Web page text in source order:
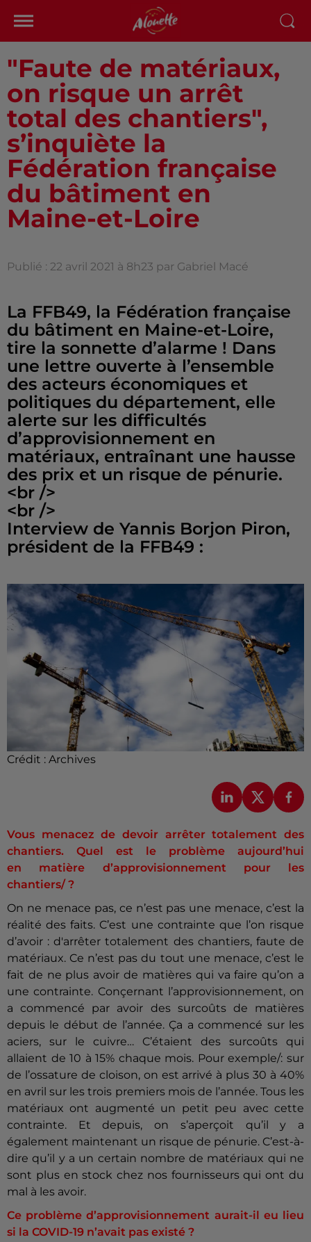
"Faute de matériaux,
on risque un arrêt
total des chantiers",
s’inquiète la
Fédération française
du bâtiment en
Maine-et-Loire
Publié : 22 avril 2021 à 8h23 par Gabriel Macé
La FFB49, la Fédération française
du bâtiment en Maine-et-Loire,
tire la sonnette d’alarme ! Dans
une lettre ouverte à l’ensemble
des acteurs économiques et
politiques du département, elle
alerte sur les difficultés
d’approvisionnement en
matériaux, entraînant une hausse
des prix et un risque de pénurie.
<br />
<br />
Interview de Yannis Borjon Piron,
président de la FFB49 :
Crédit : Archives
Vous menacez de devoir arrêter totalement des
chantiers. Quel est le problème aujourd’hui
en matière d’approvisionnement pour les
chantiers/ ?
On ne menace pas, ce n’est pas une menace, c’est la
réalité des faits. C’est une contrainte que l’on risque
d’avoir : d'arrêter totalement des chantiers, faute de
matériaux. Ce n’est pas du tout une menace, c’est le
fait de ne plus avoir de matières qui va faire qu’on a
une contrainte. Conçernant l’approvisionnement, on
a commencé par avoir des surcoûts de matières
depuis le début de l’année. Ça a commencé sur les
aciers, sur le cuivre… C’étaient des surcoûts qui
allaient de 10 à 15% chaque mois. Pour exemple/: sur
de l’ossature de cloison, on est arrivé à plus 30 à 40%
en avril sur les trois premiers mois de l’année. Tous les
matériaux ont augmenté un petit peu avec cette
contrainte. Et depuis, on s’aperçoit qu’il y a
également maintenant un risque de pénurie. C’est-à-
dire qu’il y a un certain nombre de matériaux qui ne
sont plus en stock chez nos fournisseurs qui ont du
mal à les avoir.
Ce problème d’approvisionnement aurait-il eu lieu
si la COVID-19 n’avait pas existé ?